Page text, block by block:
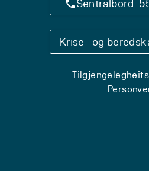
Sentralbord:
Krise- og